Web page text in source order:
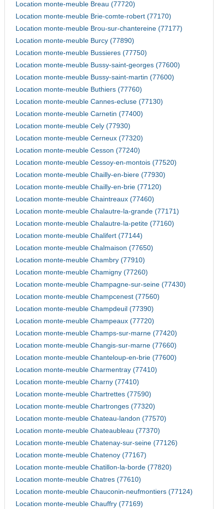
Location monte-meuble Breau (77720)
Location monte-meuble Brie-comte-robert (77170)
Location monte-meuble Brou-sur-chantereine (77177)
Location monte-meuble Burcy (77890)
Location monte-meuble Bussieres (77750)
Location monte-meuble Bussy-saint-georges (77600)
Location monte-meuble Bussy-saint-martin (77600)
Location monte-meuble Buthiers (77760)
Location monte-meuble Cannes-ecluse (77130)
Location monte-meuble Carnetin (77400)
Location monte-meuble Cely (77930)
Location monte-meuble Cerneux (77320)
Location monte-meuble Cesson (77240)
Location monte-meuble Cessoy-en-montois (77520)
Location monte-meuble Chailly-en-biere (77930)
Location monte-meuble Chailly-en-brie (77120)
Location monte-meuble Chaintreaux (77460)
Location monte-meuble Chalautre-la-grande (77171)
Location monte-meuble Chalautre-la-petite (77160)
Location monte-meuble Chalifert (77144)
Location monte-meuble Chalmaison (77650)
Location monte-meuble Chambry (77910)
Location monte-meuble Chamigny (77260)
Location monte-meuble Champagne-sur-seine (77430)
Location monte-meuble Champcenest (77560)
Location monte-meuble Champdeuil (77390)
Location monte-meuble Champeaux (77720)
Location monte-meuble Champs-sur-marne (77420)
Location monte-meuble Changis-sur-marne (77660)
Location monte-meuble Chanteloup-en-brie (77600)
Location monte-meuble Charmentray (77410)
Location monte-meuble Charny (77410)
Location monte-meuble Chartrettes (77590)
Location monte-meuble Chartronges (77320)
Location monte-meuble Chateau-landon (77570)
Location monte-meuble Chateaubleau (77370)
Location monte-meuble Chatenay-sur-seine (77126)
Location monte-meuble Chatenoy (77167)
Location monte-meuble Chatillon-la-borde (77820)
Location monte-meuble Chatres (77610)
Location monte-meuble Chauconin-neufmontiers (77124)
Location monte-meuble Chauffry (77169)